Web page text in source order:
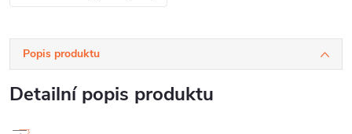
Popis produktu
Detailní popis produktu